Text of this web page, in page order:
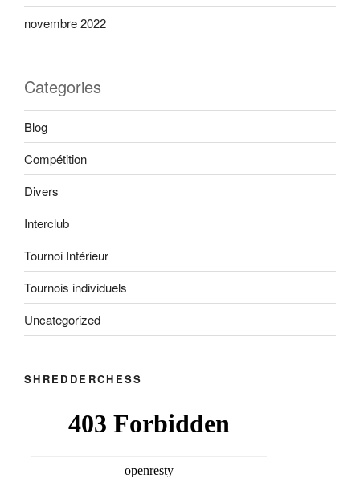
novembre 2022
Categories
Blog
Compétition
Divers
Interclub
Tournoi Intérieur
Tournois individuels
Uncategorized
SHREDDERCHESS